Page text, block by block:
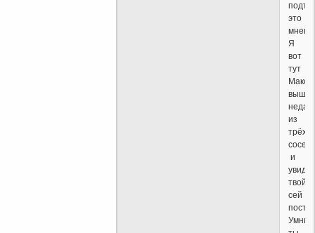
это
Я
вот
тут
вышел
из
трёх
сосен
и
твой
сей
пост.
Умный